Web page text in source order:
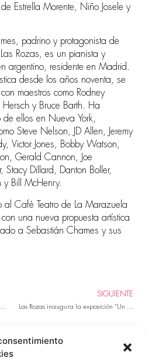
Estrella Morente, Niño Josele y
padrino y protagonista de
Rozas, es un pianista y
argentino, residente en Madrid.
desde los años noventa, se
maestros como Rodney
y Bruce Barth. Ha
ellos en Nueva York,
Steve Nelson, JD Allen, Jeremy
Victor Jones, Bobby Watson,
Gerald Cannon, Joe
Stacy Dillard, Danton Boller,
Bill McHenry.
al Café Teatro de La Marazuela
una nueva propuesta artística
a Sebastián Chames y sus
SIGUIENTE